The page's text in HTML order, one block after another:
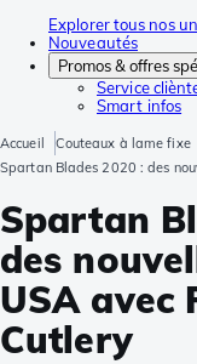
Explorer tous nos
Nouveautés
Promos & offres
Service
Smart infos
Accueil Couteaux à lame fixe
Spartan Blades 2020 : des
Spartan
des
USA avec
Cutlery